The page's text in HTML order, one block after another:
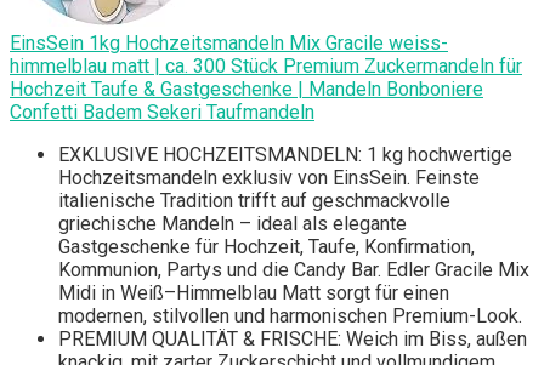
EinsSein 1kg Hochzeitsmandeln Mix Gracile weiss-
himmelblau matt | ca. 300 Stück Premium Zuckermandeln für
Hochzeit Taufe & Gastgeschenke | Mandeln Bonboniere
Confetti Badem Sekeri Taufmandeln
EXKLUSIVE HOCHZEITSMANDELN: 1 kg hochwertige
Hochzeitsmandeln exklusiv von EinsSein. Feinste
italienische Tradition trifft auf geschmackvolle
griechische Mandeln – ideal als elegante
Gastgeschenke für Hochzeit, Taufe, Konfirmation,
Kommunion, Partys und die Candy Bar. Edler Gracile Mix
Midi in Weiß–Himmelblau Matt sorgt für einen
modernen, stilvollen und harmonischen Premium-Look.
PREMIUM QUALITÄT & FRISCHE: Weich im Biss, außen